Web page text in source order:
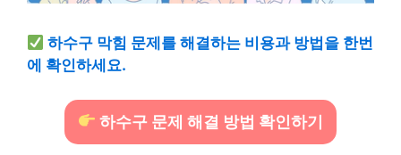
하수구 막힘 문제를 해결하는 비용과 방법을 한번
에 확인하세요.
하수구 문제 해결 방법 확인하기